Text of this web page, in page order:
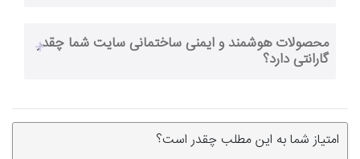
محصولات هوشمند و ایمنی ساختمانی سایت شما چقدر
گارانتی دارد؟
امتیاز شما به این مطلب چقدر است؟